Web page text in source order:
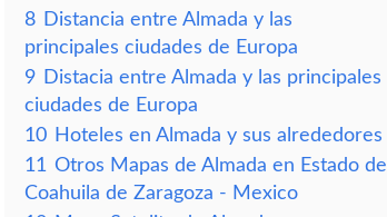
8 Distancia entre Almada y las
principales ciudades de Europa
9 Distacia entre Almada y las principales
ciudades de Europa
10 Hoteles en Almada y sus alrededores
11 Otros Mapas de Almada en Estado de
Coahuila de Zaragoza - Mexico